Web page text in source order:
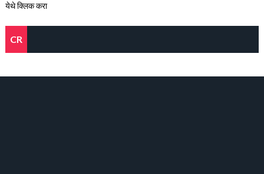
येथे क्लिक करा
CR